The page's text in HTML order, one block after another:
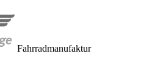
Fahrradmanufaktur